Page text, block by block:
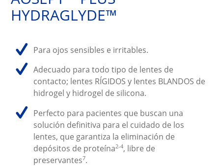
HYDRAGLYDE™
Para ojos sensibles e irritables.
Adecuado para todo tipo de lentes de
contacto; lentes RÍGIDOS y lentes BLANDOS de
hidrogel y hidrogel de silicona.
Perfecto para pacientes que buscan una
solución definitiva para el cuidado de los
lentes, que garantiza la eliminación de
depósitos de proteína2-4, libre de
preservantes7.